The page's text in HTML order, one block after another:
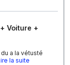
Voiture +
a la vétusté
la suite